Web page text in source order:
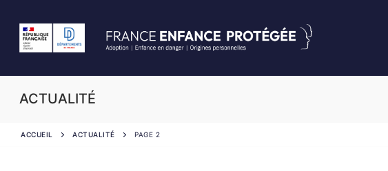
ACTUALITÉ
ACCUEIL ACTUALITÉ PAGE 2